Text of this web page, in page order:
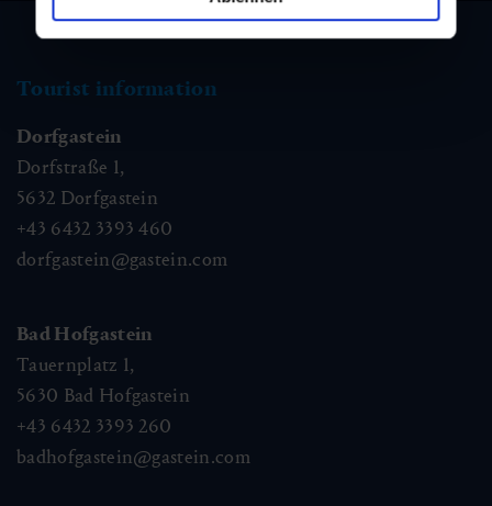
Tourist information
Dorfgastein
Dorfstraße 1,
5632 Dorfgastein
+43 6432 3393 460
dorfgastein@gastein.com
Bad Hofgastein
Tauernplatz 1,
5630 Bad Hofgastein
+43 6432 3393 260
badhofgastein@gastein.com